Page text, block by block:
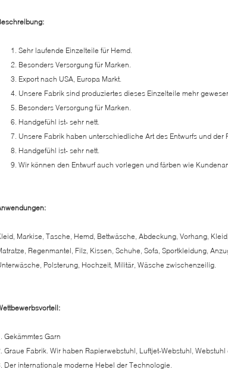
1. Sehr laufende Einzelteile für Hemd.
2. Besonders Versorgung für Marken.
3. Export nach USA, Europa Markt.
4. Unsere Fabrik sind produziertes dieses Einzelteile mehr
5. Besonders Versorgung für Marken.
6. Handgefühl ist- sehr nett.
7. Unsere Fabrik haben unterschiedliche Art des Entwurfs und der
8. Handgefühl ist- sehr nett.
9. Wir können den Entwurf auch vorlegen und färben wie
Markise, Tasche, Hemd, Bettwäsche, Abdeckung, Vorhang,
Regenmantel, Filz, Kissen, Schuhe, Sofa, Sportkleidung,
Polsterung, Hochzeit, Militär, Wäsche zwischenzeilig.
Gekämmtes Garn
Graue Fabrik. Wir haben Rapierwebstuhl, Luftjet-Webstuhl,
Der internationale moderne Hebel der Technologie.